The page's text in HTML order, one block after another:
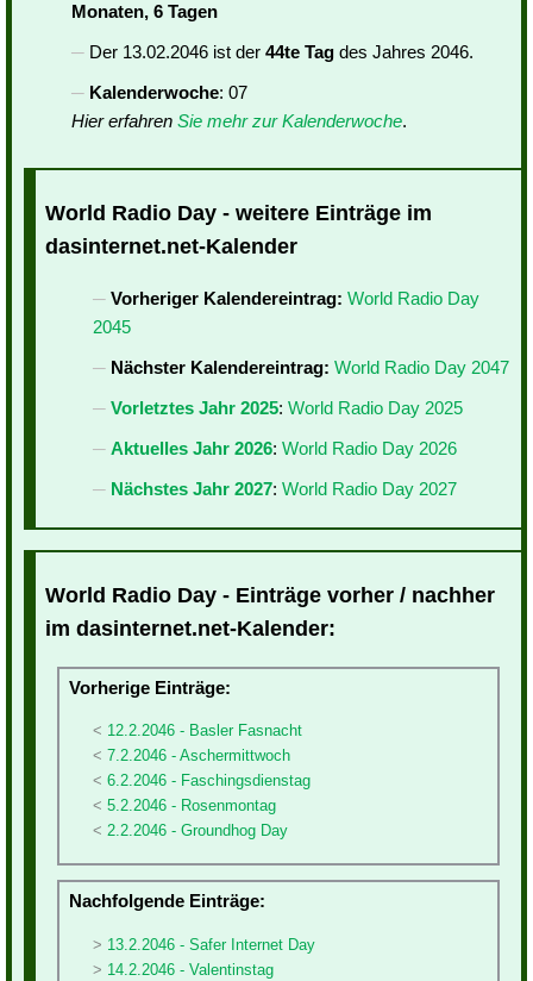
Monaten, 6 Tagen
Der 13.02.2046 ist der 44te Tag des Jahres 2046.
Kalenderwoche: 07
Hier erfahren Sie mehr zur Kalenderwoche.
World Radio Day - weitere Einträge im
dasinternet.net-Kalender
Vorheriger Kalendereintrag: World Radio Day
2045
Nächster Kalendereintrag: World Radio Day 2047
Vorletztes Jahr 2025: World Radio Day 2025
Aktuelles Jahr 2026: World Radio Day 2026
Nächstes Jahr 2027: World Radio Day 2027
World Radio Day - Einträge vorher / nachher
im dasinternet.net-Kalender:
Vorherige Einträge:
12.2.2046 - Basler Fasnacht
7.2.2046 - Aschermittwoch
6.2.2046 - Faschingsdienstag
5.2.2046 - Rosenmontag
2.2.2046 - Groundhog Day
Nachfolgende Einträge:
13.2.2046 - Safer Internet Day
14.2.2046 - Valentinstag